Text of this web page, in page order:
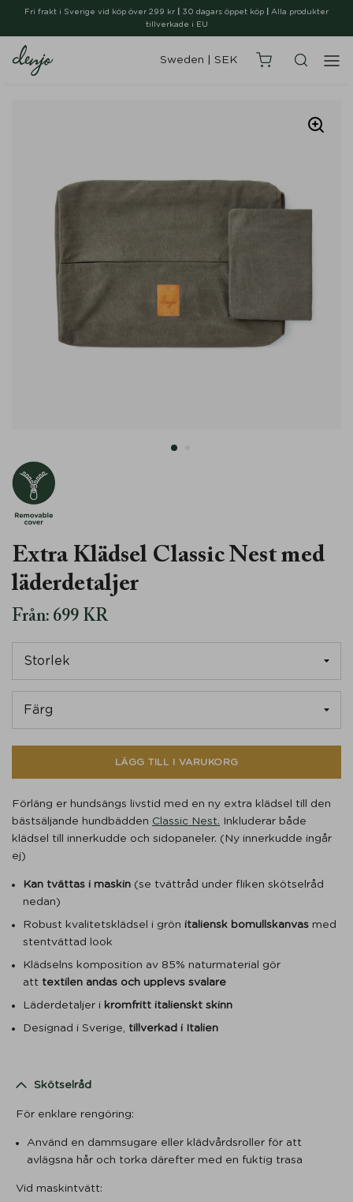
Fri frakt i Sverige vid köp över 299 kr 30 dagars öppet köp
Alla produkter
tillverkade i EU
Sweden SEK
Extra Klädsel Classic Nest med
läderdetaljer
Från: 699 KR
Förläng er hundsängs livstid med en ny extra klädsel till den
bästsäljande hundbädden Classic Nest. Inkluderar både
klädsel till innerkudde och sidopaneler. (Ny innerkudde ingår
ej)
Kan tvättas i maskin (se tvättråd under fliken skötselråd
nedan)
Robust kvalitetsklädsel i grön italiensk bomullskanvas med
stentvättad look
Klädselns komposition av 85% naturmaterial gör
att textilen andas och upplevs svalare
Läderdetaljer i kromfritt italienskt skinn
Designad i Sverige, tillverkad i Italien
LÄGG TILL I VARUKORG
Skötselråd
För enklare rengöring:
Använd en dammsugare eller klädvårdsroller för att
avlägsna hår och torka därefter med en fuktig trasa
Vid maskintvätt: